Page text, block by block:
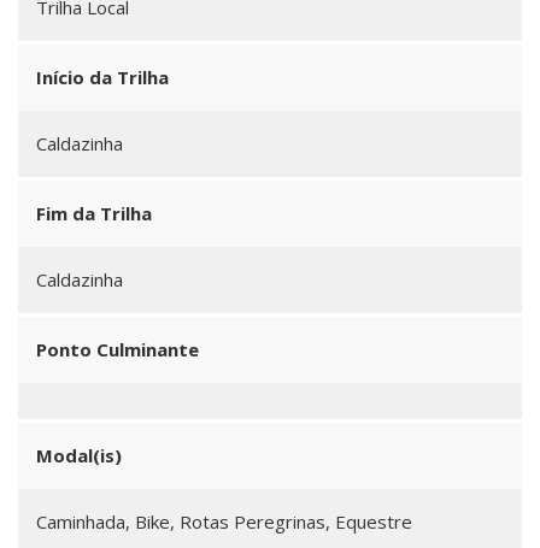
Trilha Local
Início da Trilha
Caldazinha
Fim da Trilha
Caldazinha
Ponto Culminante
Modal(is)
Caminhada, Bike, Rotas Peregrinas, Equestre